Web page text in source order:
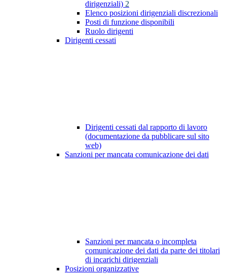
dirigenziali) 2
Elenco posizioni dirigenziali discrezionali
Posti di funzione disponibili
Ruolo dirigenti
Dirigenti cessati
Dirigenti cessati dal rapporto di lavoro
(documentazione da pubblicare sul sito
web)
Sanzioni per mancata comunicazione dei dati
Sanzioni per mancata o incompleta
comunicazione dei dati da parte dei titolari
di incarichi dirigenziali
Posizioni organizzative